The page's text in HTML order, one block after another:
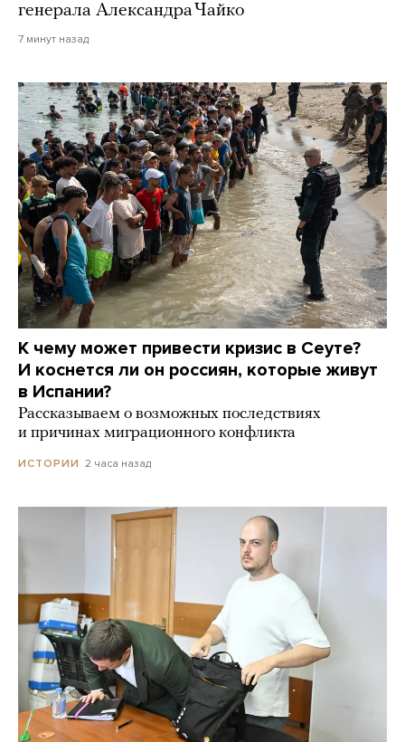
генерала Александра Чайко
7 минут назад
К чему может привести кризис в Сеуте?
И коснется ли он россиян, которые живут
в Испании?
Рассказываем о возможных последствиях
и причинах миграционного конфликта
ИСТОРИИ 2 часа назад